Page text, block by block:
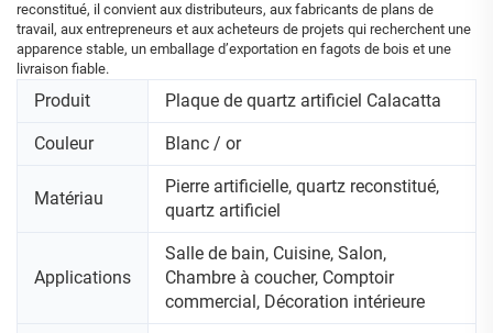
reconstitué, il convient aux distributeurs, aux fabricants de plans de
travail, aux entrepreneurs et aux acheteurs de projets qui recherchent une
apparence stable, un emballage d’exportation en fagots de bois et une
livraison fiable.
Produit Plaque de quartz artificiel Calacatta
Couleur Blanc / or
Matériau
Pierre artificielle, quartz reconstitué,
quartz artificiel
Applications
Salle de bain, Cuisine, Salon,
Chambre à coucher, Comptoir
commercial, Décoration intérieure